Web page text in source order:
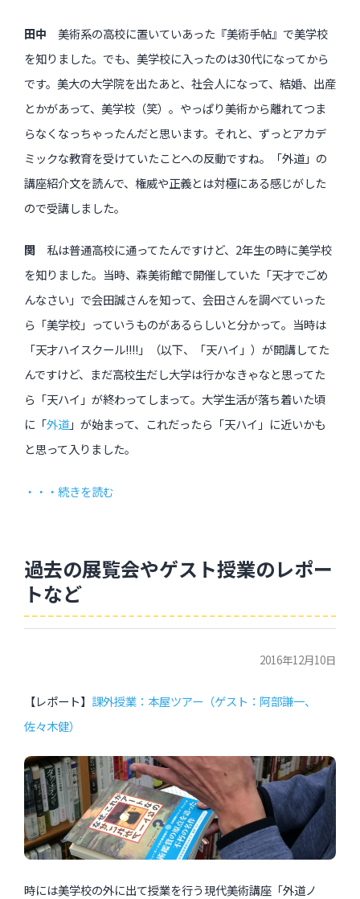
田中 美術系の高校に置いていあった『美術手帖』で美学校
を知りました。でも、美学校に入ったのは30代になってから
です。美大の大学院を出たあと、社会人になって、結婚、出産
とかがあって、美学校（笑）。やっぱり美術から離れてつま
らなくなっちゃったんだと思います。それと、ずっとアカデ
ミックな教育を受けていたことへの反動ですね。「外道」の
講座紹介文を読んで、権威や正義とは対極にある感じがした
ので受講しました。
関 私は普通高校に通ってたんですけど、2年生の時に美学校
を知りました。当時、森美術館で開催していた「天才でごめ
んなさい」で会田誠さんを知って、会田さんを調べていった
ら「美学校」っていうものがあるらしいと分かって。当時は
「天才ハイスクール!!!!」（以下、「天ハイ」）が開講してた
んですけど、まだ高校生だし大学は行かなきゃなと思ってた
ら「天ハイ」が終わってしまって。大学生活が落ち着いた頃
に「外道」が始まって、これだったら「天ハイ」に近いかも
と思って入りました。
・・・続きを読む
過去の展覧会やゲスト授業のレポー
トなど
2016年12月10日
【レポート】 課外授業：本屋ツアー（ゲスト：阿部謙一、
佐々木健）
時には美学校の外に出て授業を行う現代美術講座「外道ノ